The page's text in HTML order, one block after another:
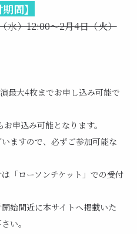
間】
水）12:00〜2月4日（火）
最大4枚までお申し込み可能で
申込み可能となります。
ますので、必ずご参加可能な
「ローソンチケット」での受付
始間近に本サイトへ掲載いた
い。